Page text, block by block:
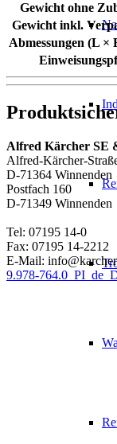
Gewicht ohne
Gewicht inkl.
Abmessungen (L ×
Alfred Kärcher SE
Alfred-Kärcher-
D-71364 Winnenden
Postfach 160
D-71349 Winnenden
Tel: 07195 14-0
Fax: 07195 14-2212
E-Mail:
9.978-